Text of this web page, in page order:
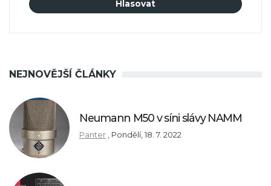
NEJNOVĚJŠÍ ČLÁNKY
Neumann M50 v síni slávy NAMM
Panter Pondělí, 18. 7. 2022